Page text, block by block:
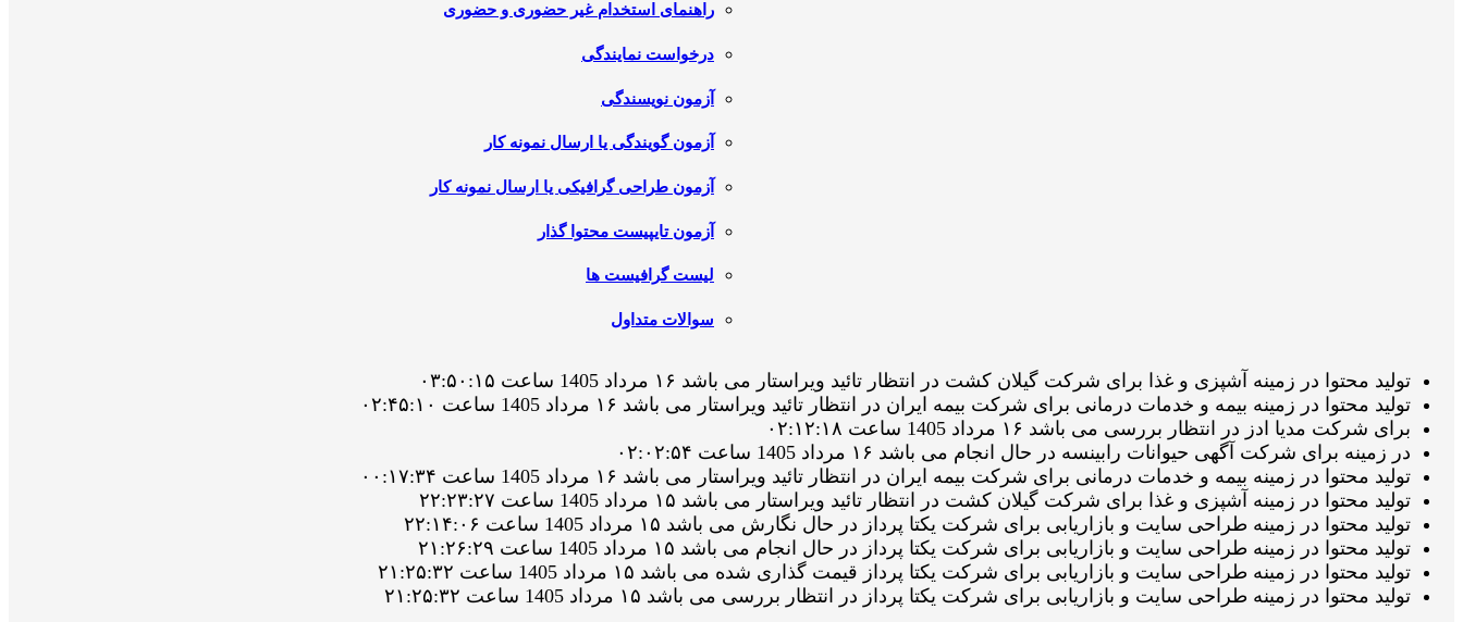
راهنمای استخدام غیر حضوری و حضوری
درخواست نمایندگی
آزمون نویسندگی
آزمون گویندگی یا ارسال نمونه کار
آزمون طراحی گرافیکی یا ارسال نمونه کار
آزمون تایپیست محتوا گذار
لیست گرافیست ها
سوالات متداول
تولید محتوا در زمینه آشپزی و غذا برای شرکت گیلان کشت در انتظار تائید ویراستار می باشد ۱۶ مرداد 1405 ساعت ۰۳:۵۰:۱۵
تولید محتوا در زمینه بیمه و خدمات درمانی برای شرکت بیمه ایران در انتظار تائید ویراستار می باشد ۱۶ مرداد 1405 ساعت ۰۲:۴۵:۱۰
برای شرکت مدیا ادز در انتظار بررسی می باشد ۱۶ مرداد 1405 ساعت ۰۲:۱۲:۱۸
در زمینه برای شرکت آگهی حیوانات رابینسه در حال انجام می باشد ۱۶ مرداد 1405 ساعت ۰۲:۰۲:۵۴
تولید محتوا در زمینه بیمه و خدمات درمانی برای شرکت بیمه ایران در انتظار تائید ویراستار می باشد ۱۶ مرداد 1405 ساعت ۰۰:۱۷:۳۴
تولید محتوا در زمینه آشپزی و غذا برای شرکت گیلان کشت در انتظار تائید ویراستار می باشد ۱۵ مرداد 1405 ساعت ۲۲:۲۳:۲۷
تولید محتوا در زمینه طراحی سایت و بازاریابی برای شرکت یکتا پرداز در حال نگارش می باشد ۱۵ مرداد 1405 ساعت ۲۲:۱۴:۰۶
تولید محتوا در زمینه طراحی سایت و بازاریابی برای شرکت یکتا پرداز در حال انجام می باشد ۱۵ مرداد 1405 ساعت ۲۱:۲۶:۲۹
تولید محتوا در زمینه طراحی سایت و بازاریابی برای شرکت یکتا پرداز قیمت گذاری شده می باشد ۱۵ مرداد 1405 ساعت ۲۱:۲۵:۳۲
تولید محتوا در زمینه طراحی سایت و بازاریابی برای شرکت یکتا پرداز در انتظار بررسی می باشد ۱۵ مرداد 1405 ساعت ۲۱:۲۵:۳۲